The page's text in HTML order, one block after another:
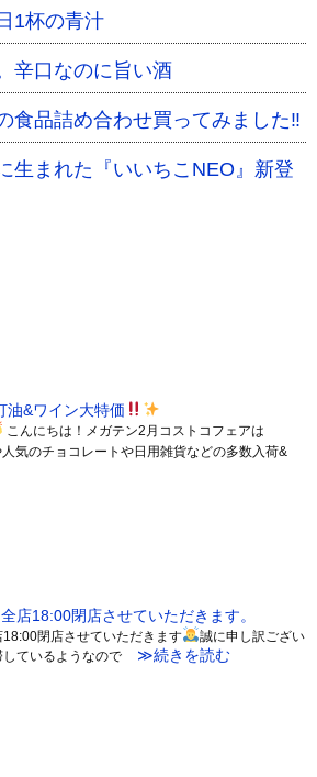
1杯の青汁
辛口なのに旨い酒
食品詰め合わせ買ってみました‼
生まれた『いいちこNEO』新登
油&ワイン大特価
こんにちは！メガテン2月コストコフェアは
気のチョコレートや日用雑貨などの多数入荷&
店18:00閉店させていただきます。
閉店させていただきます
誠に申し訳ござい
ているようなので≫続きを読む